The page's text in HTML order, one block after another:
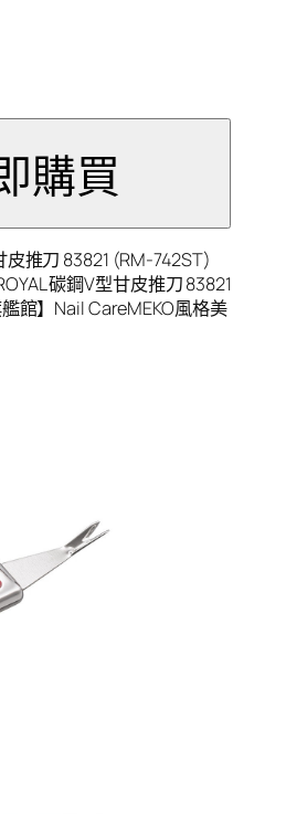
皮推刀 83821 (RM-742ST)
碳鋼V型甘皮推刀 83821
館】Nail CareMEKO風格美